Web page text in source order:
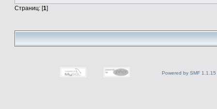
Страниц: [1]
Powered by SMF 1.1.15